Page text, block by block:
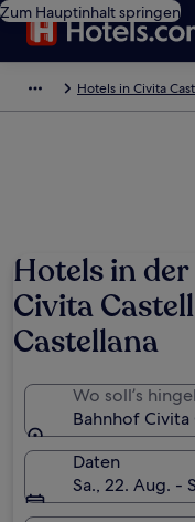
Zum Hauptinhalt springen
Hotels in Civita
Hotels in
Civita
Castellana
Wo soll’s
Bahnhof Civita
Daten
Sa., 22. Aug. -